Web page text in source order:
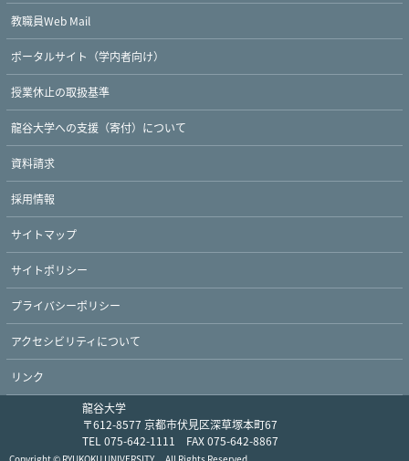
教職員Web Mail
ポータルサイト（学内者向け）
授業休止の取扱基準
龍谷大学への支援（寄付）について
資料請求
採用情報
サイトマップ
サイトポリシー
プライバシーポリシー
アクセシビリティについて
リンク
龍谷大学
〒612-8577 京都市伏見区深草塚本町67
TEL 075-642-1111 FAX 075-642-8867